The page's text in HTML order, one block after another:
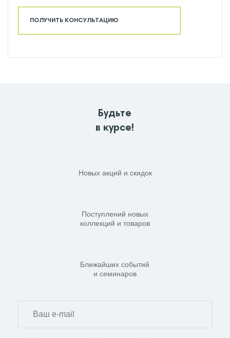
ПОЛУЧИТЬ КОНСУЛЬТАЦИЮ
Будьте
в курсе!
Новых акций и скидок
Поступлений новых
коллекций и товаров
Ближайших событий
и семинаров